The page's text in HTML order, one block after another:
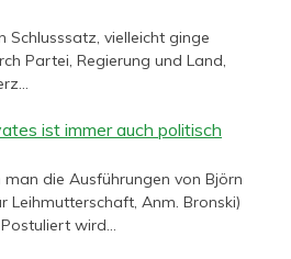
Schlusssatz, vielleicht ginge
Partei, Regierung und Land,
ist immer auch politisch
die Ausführungen von Björn
Leihmutterschaft, Anm. Bronski)
wird…